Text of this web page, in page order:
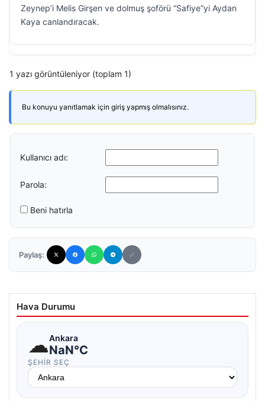
Zeynep’i Melis Girşen ve dolmuş şoförü “Safiye”yi Aydan
Kaya canlandıracak.
1 yazı görüntüleniyor (toplam 1)
Bu konuyu yanıtlamak için giriş yapmış olmalısınız.
Kullanıcı adı:
Parola:
Beni hatırla
Paylaş:
Hava Durumu
☁Ankara
NaN°C
ŞEHIR SEÇ